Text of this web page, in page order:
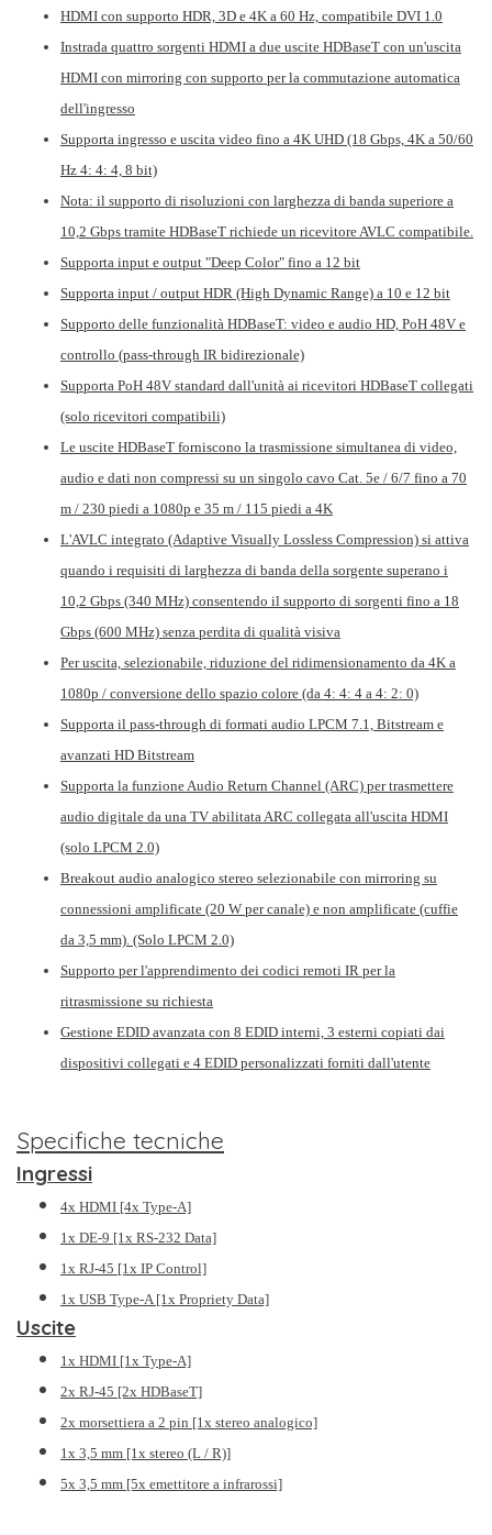
HDMI con supporto HDR, 3D e 4K a 60 Hz, compatibile DVI 1.0
Instrada quattro sorgenti HDMI a due uscite HDBaseT con un'uscita
HDMI con mirroring con supporto per la commutazione automatica
dell'ingresso
Supporta ingresso e uscita video fino a 4K UHD (18 Gbps, 4K a 50/60
Hz 4: 4: 4, 8 bit)
Nota: il supporto di risoluzioni con larghezza di banda superiore a
10,2 Gbps tramite HDBaseT richiede un ricevitore AVLC compatibile.
Supporta input e output "Deep Color" fino a 12 bit
Supporta input / output HDR (High Dynamic Range) a 10 e 12 bit
Supporto delle funzionalità HDBaseT: video e audio HD, PoH 48V e
controllo (pass-through IR bidirezionale)
Supporta PoH 48V standard dall'unità ai ricevitori HDBaseT collegati
(solo ricevitori compatibili)
Le uscite HDBaseT forniscono la trasmissione simultanea di video,
audio e dati non compressi su un singolo cavo Cat. 5e / 6/7 fino a 70
m / 230 piedi a 1080p e 35 m / 115 piedi a 4K
L'AVLC integrato (Adaptive Visually Lossless Compression) si attiva
quando i requisiti di larghezza di banda della sorgente superano i
10,2 Gbps (340 MHz) consentendo il supporto di sorgenti fino a 18
Gbps (600 MHz) senza perdita di qualità visiva
Per uscita, selezionabile, riduzione del ridimensionamento da 4K a
1080p / conversione dello spazio colore (da 4: 4: 4 a 4: 2: 0)
Supporta il pass-through di formati audio LPCM 7.1, Bitstream e
avanzati HD Bitstream
Supporta la funzione Audio Return Channel (ARC) per trasmettere
audio digitale da una TV abilitata ARC collegata all'uscita HDMI
(solo LPCM 2.0)
Breakout audio analogico stereo selezionabile con mirroring su
connessioni amplificate (20 W per canale) e non amplificate (cuffie
da 3,5 mm). (Solo LPCM 2.0)
Supporto per l'apprendimento dei codici remoti IR per la
ritrasmissione su richiesta
Gestione EDID avanzata con 8 EDID interni, 3 esterni copiati dai
dispositivi collegati e 4 EDID personalizzati forniti dall'utente
Specifiche tecniche
Ingressi
4x HDMI [4x Type-A]
1x DE-9 [1x RS-232 Data]
1x RJ-45 [1x IP Control]
1x USB Type-A [1x Propriety Data]
Uscite
1x HDMI [1x Type-A]
2x RJ-45 [2x HDBaseT]
2x morsettiera a 2 pin [1x stereo analogico]
1x 3,5 mm [1x stereo (L / R)]
5x 3,5 mm [5x emettitore a infrarossi]